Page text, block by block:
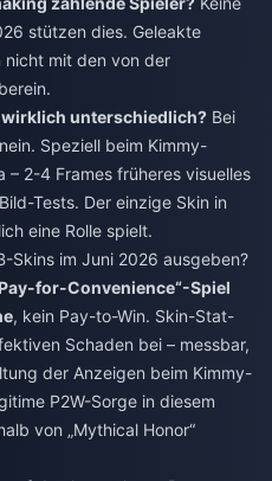
stützen dies. Geleakte
nicht mit den von der
unterschiedlich? Bei
Speziell beim Kimmy-
– 2-4 Frames früheres visuelles
Tests. Der einzige Skin in
eine Rolle spielt.
Skins im Juni 2026 ausgeben?
for-Convenience“-Spiel
, kein Pay-to-Win. Skin-Stat-
Schaden bei – messbar,
der Anzeigen beim Kimmy-
P2W-Sorge in diesem
von „Mythical Honor“